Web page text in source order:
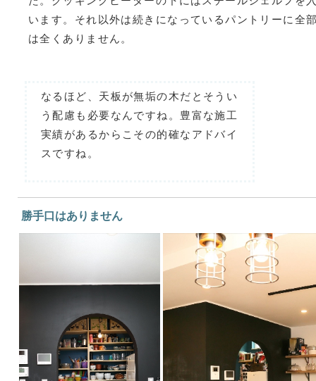
います。それ以外は続きになっているパントリーに全
は全くありません。
なるほど、天板が無垢の木だとそうい
う配慮も必要なんですね。豊富な施工
実績があるからこその的確なアドバイ
スですね。
勝手口はありません